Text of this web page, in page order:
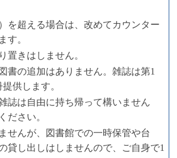
を超える場合は、改めてカウンター
す。
置きはしません。
書の追加はありません。雑誌は第1
供します。
誌は自由に持ち帰って構いません
ださい。
せんが、図書館での一時保管や台
貸し出しはしませんので、ご自身で1